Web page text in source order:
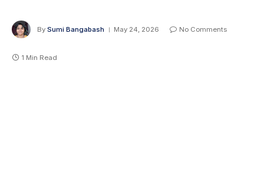
By Sumi Bangabash May 24, 2026 No Comments
1 Min Read